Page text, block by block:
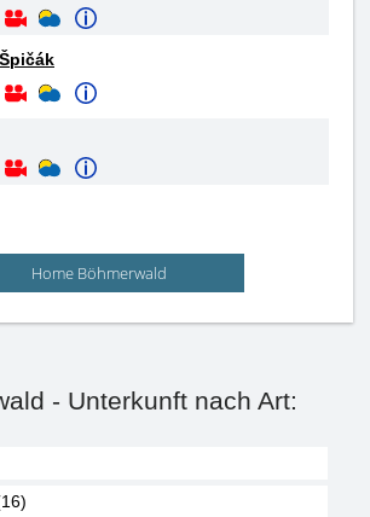
Home Böhmerwald
- Unterkunft nach Art: